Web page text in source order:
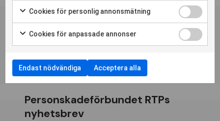
Personskadeförbundet RTPs
nyhetsbrev
Cookies för personlig annonsmätning
Cookies för anpassade annonser
Endast nödvändiga Acceptera alla